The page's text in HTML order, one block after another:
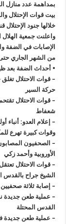
بمداهمة عدد منازل
بيت قوات الإحتلال
خلالها جنود
واعلنت جمعية
من الشهر الجاري
• أحداث الضفة بعد
– قوات الاحتلال
حركة السير
– قوات الاحتلال
شعفاط
– إعلام العدو:
وقوات كبيرة تهرع
– الصحفيون
الأوروبية وأحمد زكي
– قوات الاحتلال
الشيخ جراح بالقدس
– إصابة ثلاثة
– عملية طعن جديدة
القدس المحتلة
– عملية طعن جديدة